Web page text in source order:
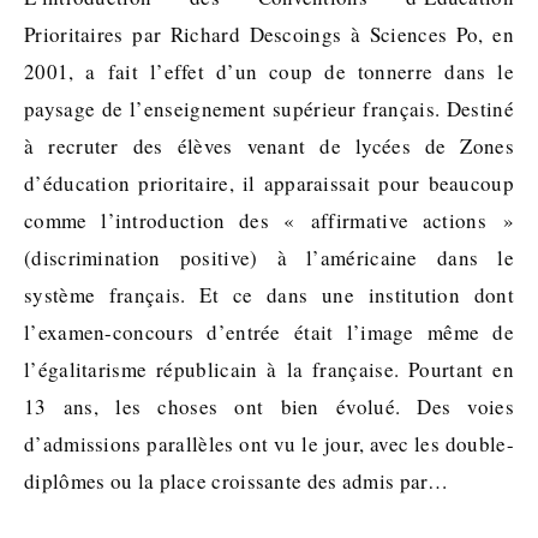
Prioritaires par Richard Descoings à Sciences Po, en
2001, a fait l’effet d’un coup de tonnerre dans le
paysage de l’enseignement supérieur français. Destiné
à recruter des élèves venant de lycées de Zones
d’éducation prioritaire, il apparaissait pour beaucoup
comme l’introduction des « affirmative actions »
(discrimination positive) à l’américaine dans le
système français. Et ce dans une institution dont
l’examen-concours d’entrée était l’image même de
l’égalitarisme républicain à la française. Pourtant en
13 ans, les choses ont bien évolué. Des voies
d’admissions parallèles ont vu le jour, avec les double-
diplômes ou la place croissante des admis par…